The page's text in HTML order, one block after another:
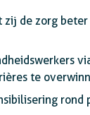
zij de zorg
te